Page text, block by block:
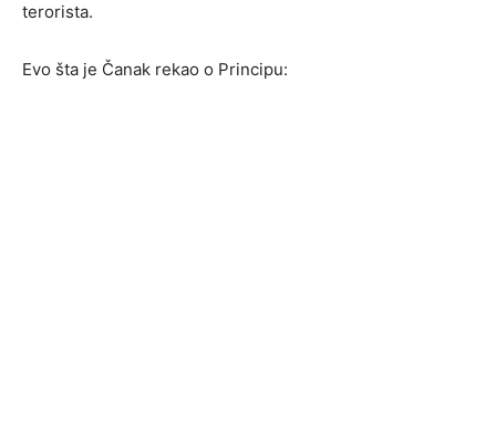
terorista.
Evo šta je Čanak rekao o Principu: